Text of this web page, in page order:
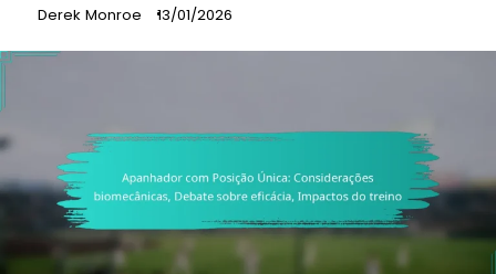
Derek Monroe 13/01/2026